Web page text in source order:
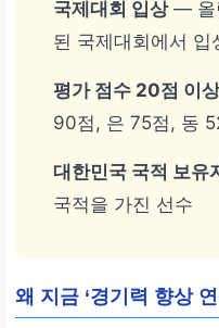
국제대회 입상— 올
된 국제대회에서 입
평가 점수 20점 이상
90점, 은 75점, 동
대한민국 국적 보유
국적을 가진 선수
왜 지금 ‘경기력 향상